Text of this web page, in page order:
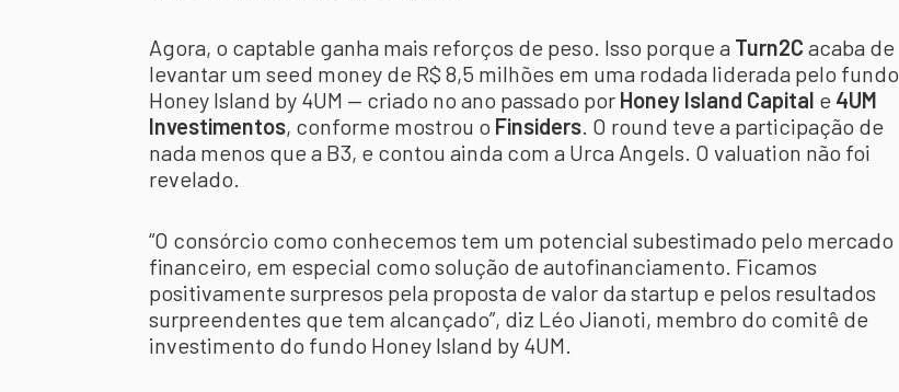
Agora, o captable ganha mais reforços de peso. Isso porque a Turn2C acaba de
levantar um seed money de R$ 8,5 milhões em uma rodada liderada pelo fundo
Honey Island by 4UM — criado no ano passado por Honey Island Capital e 4UM
Investimentos, conforme mostrou o Finsiders. O round teve a participação de
nada menos que a B3, e contou ainda com a Urca Angels. O valuation não foi
revelado.
“O consórcio como conhecemos tem um potencial subestimado pelo mercado
financeiro, em especial como solução de autofinanciamento. Ficamos
positivamente surpresos pela proposta de valor da startup e pelos resultados
surpreendentes que tem alcançado”, diz Léo Jianoti, membro do comitê de
investimento do fundo Honey Island by 4UM.